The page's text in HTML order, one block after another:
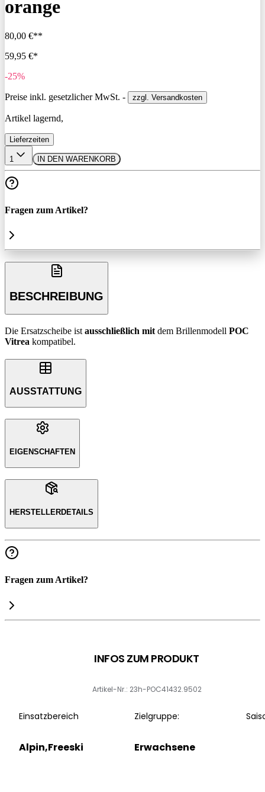
orange
80,00 €**
59,95 €*
-25%
Preise inkl. gesetzlicher MwSt. - zzgl. Versandkosten
Artikel lagernd,
Lieferzeiten
1 IN DEN WARENKORB
Fragen zum Artikel?
BESCHREIBUNG
Die Ersatzscheibe ist ausschließlich mit dem Brillenmodell POC
Vitrea kompatibel.
AUSSTATTUNG
EIGENSCHAFTEN
HERSTELLERDETAILS
Fragen zum Artikel?
INFOS ZUM PRODUKT
Artikel-Nr.: 23h-POC41432.9502
Einsatzbereich
Alpin,Freeski
Zielgruppe:
Erwachsene